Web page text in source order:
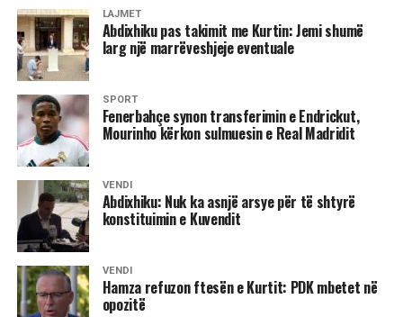
tillë, nëse e doni LDK-në në qeverisje atëherë LDK duhet
të jetë e përfaqësuar”, deklaroi Abdixhiku. /Ekonomia
Online/
LAJMET
Abdixhiku pas takimit me Kurtin: Jemi shumë
larg një marrëveshjeje eventuale
SPORT
Fenerbahçe synon transferimin e Endrickut,
Mourinho kërkon sulmuesin e Real Madridit
VENDI
Abdixhiku: Nuk ka asnjë arsye për të shtyrë
konstituimin e Kuvendit
VENDI
Hamza refuzon ftesën e Kurtit: PDK mbetet në
opozitë